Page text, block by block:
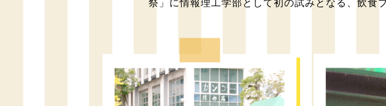
祭」に情報理工学部として初の試みとなる、飲食